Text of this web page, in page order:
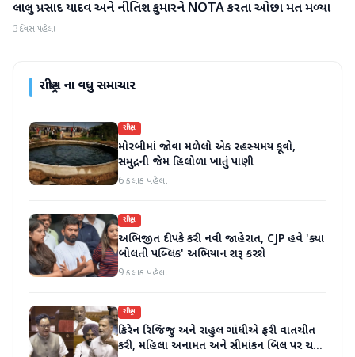
રાષ્ટ્રીય
લાલુ પ્રસાદ યાદવ અને નીતિશ કુમારને NOTA કરતા ઓછા મત મળ્યા
3 દિવસ પહેલા
રાષ્ટ્રીયના વધુ સમાચાર
રાષ્ટ્રીય
મોરબીમાં જોવા મળેલો એક રહસ્યમય કૂવો,
સમુદ્રની જેમ હિલોળા ખાતું પાણી
6 કલાક પહેલા
રાષ્ટ્રીય
અભિજીત દીપકે કરી નવી જાહેરાત, CJP હવે 'ક્યા
બોલતી પબ્લિક' અભિયાન શરૂ કરશે
9 કલાક પહેલા
રાષ્ટ્રીય
કિરેન રિજિજુ અને રાહુલ ગાંધીએ ફરી વાતચીત
કરી, મહિલા અનામત અને સીમાંકન બિલ પર ચર્ચા